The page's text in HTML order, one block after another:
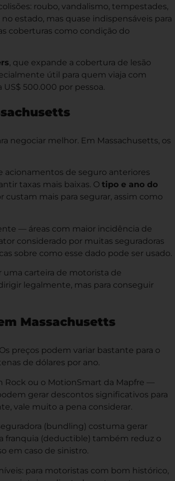
roubo, vandalismo, tempestades,
estado, mas quase indispensáveis para
coberturas como condição do
, que expande a cobertura de lesão
útil para quem viaja com
500.000 por pessoa.
negociar melhor. Em Massachusetts, os
acionamentos de seguro anteriores
taxas mais baixas. O tipo e ano do
mais para segurar, assim como
— áreas com maior incidência de
considerado por muitas seguradoras
sobre como esse dado pode ser usado.
uma carteira de motorista de
legalmente, mas para conseguir
Massachusetts
preços podem variar bastante para o
de dólares por ano.
Rock ou o MotionSmart da Mapfre —
gerar descontos significativos para
vale muito a pena considerar.
(bundling) costuma gerar
franquia (deductible) também reduz o
em caso de sinistro.
para motoristas com bom histórico,